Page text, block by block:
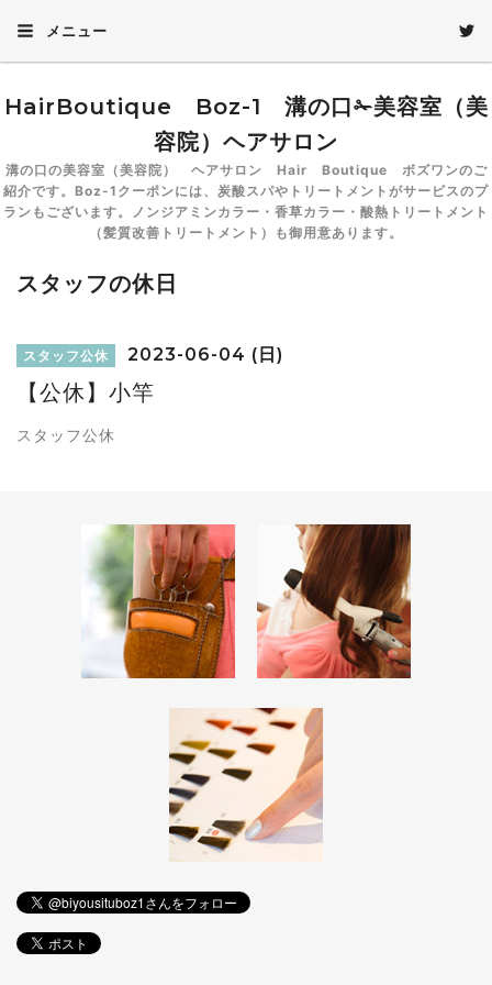
メニュー
HairBoutique Boz-1 溝の口✁美容室（美
容院）ヘアサロン
溝の口の美容室（美容院） ヘアサロン Hair Boutique ボズワンのご
紹介です。Boz-1クーポンには、炭酸スパやトリートメントがサービスのプ
ランもございます。ノンジアミンカラー・香草カラー・酸熱トリートメント
（髪質改善トリートメント）も御用意あります。
スタッフの休日
スタッフ公休 2023-06-04 (日)
【公休】小竿
スタッフ公休